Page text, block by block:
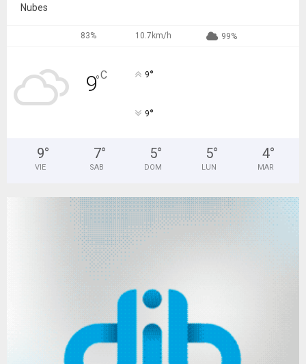
Nubes
83% 10.7km/h 99%
9°C 9°
9°
9°
VIE
7°
SAB
5°
DOM
5°
LUN
4°
MAR